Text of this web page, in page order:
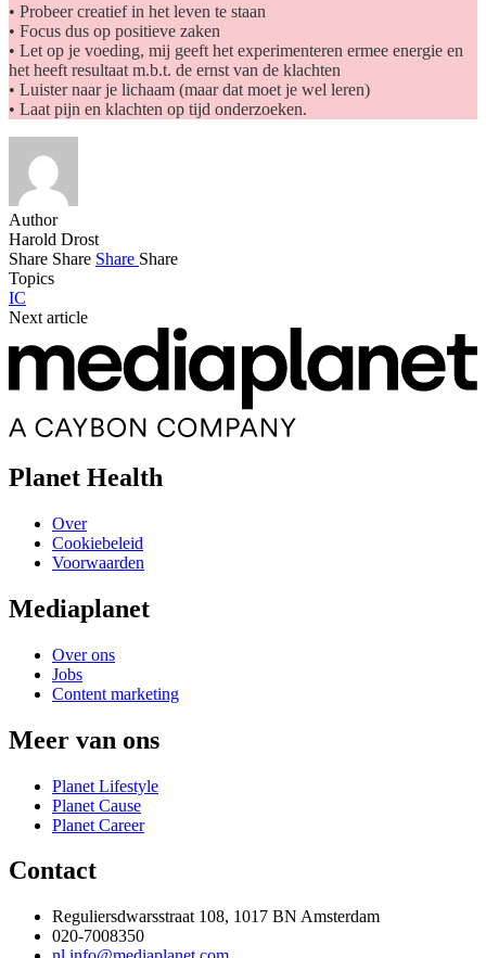
• Probeer creatief in het leven te staan
• Focus dus op positieve zaken
• Let op je voeding, mij geeft het experimenteren ermee energie en
het heeft resultaat m.b.t. de ernst van de klachten
• Luister naar je lichaam (maar dat moet je wel leren)
• Laat pijn en klachten op tijd onderzoeken.
Author
Harold Drost
Share Share Share Share
Topics
IC
Next article
Planet Health
Over
Cookiebeleid
Voorwaarden
Mediaplanet
Over ons
Jobs
Content marketing
Meer van ons
Planet Lifestyle
Planet Cause
Planet Career
Contact
Reguliersdwarsstraat 108, 1017 BN Amsterdam
020-7008350